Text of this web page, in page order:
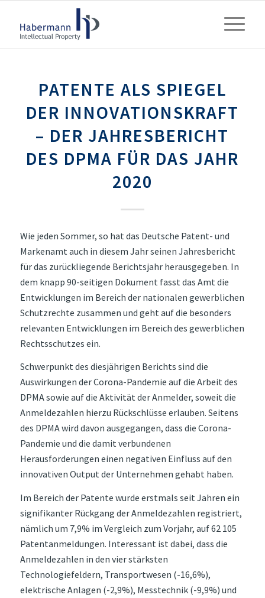
PATENTE ALS SPIEGEL
DER INNOVATIONSKRAFT
– DER JAHRESBERICHT
DES DPMA FÜR DAS JAHR
2020
Wie jeden Sommer, so hat das Deutsche Patent- und
Markenamt auch in diesem Jahr seinen Jahresbericht
für das zurückliegende Berichtsjahr herausgegeben. In
dem knapp 90-seitigen Dokument fasst das Amt die
Entwicklungen im Bereich der nationalen gewerblichen
Schutzrechte zusammen und geht auf die besonders
relevanten Entwicklungen im Bereich des gewerblichen
Rechtsschutzes ein.
Schwerpunkt des diesjährigen Berichts sind die
Auswirkungen der Corona-Pandemie auf die Arbeit des
DPMA sowie auf die Aktivität der Anmelder, soweit die
Anmeldezahlen hierzu Rückschlüsse erlauben. Seitens
des DPMA wird davon ausgegangen, dass die Corona-
Pandemie und die damit verbundenen
Herausforderungen einen negativen Einfluss auf den
innovativen Output der Unternehmen gehabt haben.
Im Bereich der Patente wurde erstmals seit Jahren ein
signifikanter Rückgang der Anmeldezahlen registriert,
nämlich um 7,9% im Vergleich zum Vorjahr, auf 62 105
Patentanmeldungen. Interessant ist dabei, dass die
Anmeldezahlen in den vier stärksten
Technologiefeldern, Transportwesen (-16,6%),
elektrische Anlagen (-2,9%), Messtechnik (-9,9%) und